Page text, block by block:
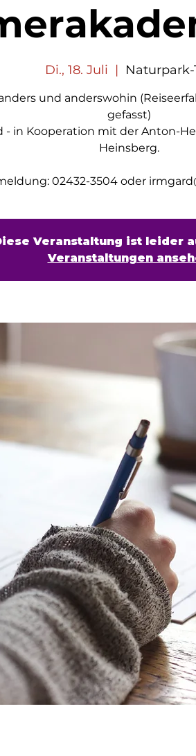
Di., 18. Juli
  |
Naturpark-
und anderswohin
gefasst)
- in Kooperation mit der Anton-
Heinsberg.
02432-3504 oder
Veranstaltung ist leider
Veranstaltungen